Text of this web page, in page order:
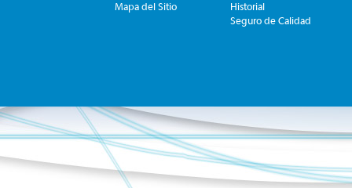
Mapa del Sitio
Historial
Seguro de Calidad